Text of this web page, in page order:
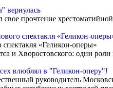
вернулась
свое прочтение
спектакля «Геликон-
спектакля «Геликон-оперы»
и Хворостовского: одни
влюблял в "Геликон-оперу"!
руководитель